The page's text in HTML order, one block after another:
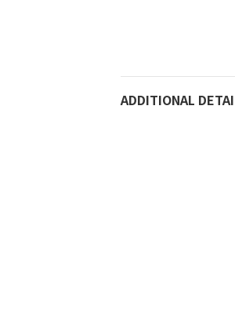
ADDITIONAL